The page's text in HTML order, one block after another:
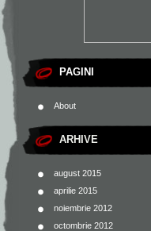
PAGINI
About
ARHIVE
august 2015
aprilie 2015
noiembrie 2012
octombrie 2012